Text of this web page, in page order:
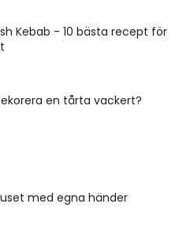
Kebab - 10 bästa recept för
en tårta vackert?
med egna händer